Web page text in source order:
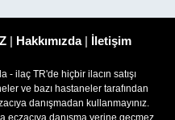
| Hakkımızda| İletişim
- ilaç TR'de hiçbir ilacın satışı
ve bazı hastaneler tarafından
danışmadan kullanmayınız.
eczacıya danışma yerine geçmez,